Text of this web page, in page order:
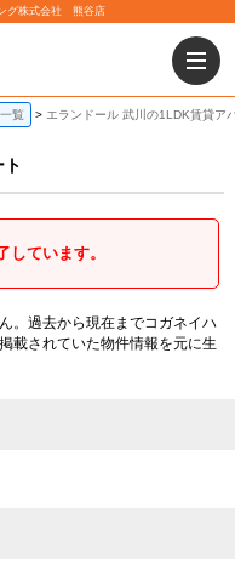
グ株式会社 熊谷店
覧 エランドール 武川の1LDK賃貸ア
しています。
。過去から現在までコガネイハ
載されていた物件情報を元に生